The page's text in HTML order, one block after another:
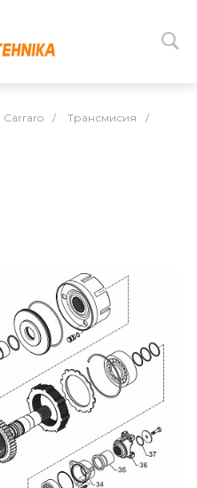
Carraro / Трансмисия
/